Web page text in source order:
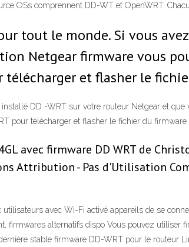
OSs comprennent DD-WT et OpenWRT.
tout le monde. Si vous
Netgear firmware vous
et flasher le
DD -WRT sur votre routeur Netgear et
pour télécharger et flasher le fichier du firmware
avec firmware DD WRT de
Attribution - Pas d'Utilisation
avec Wi-Fi activé appareils de se
firmwares alternatifs dispo Vous pouvez
stable firmware DD-WRT pour le routeur